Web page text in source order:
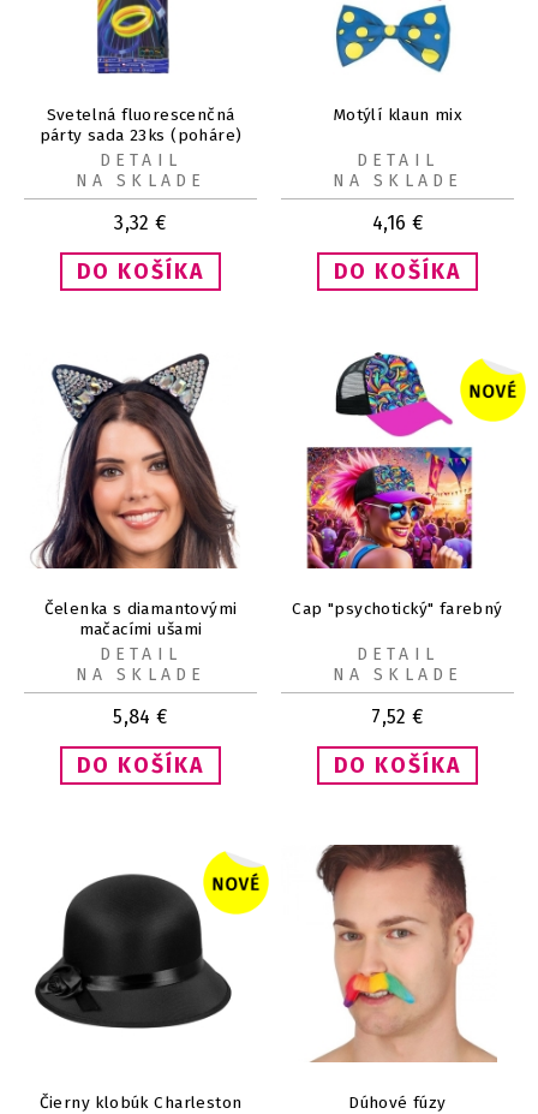
Svetelná fluorescenčná
párty sada 23ks (poháre)
3,32 €
DETAIL
NA SKLADE
Motýlí klaun mix
4,16 €
DETAIL
NA SKLADE
Čelenka s diamantovými
mačacími ušami
5,84 €
DETAIL
NA SKLADE
Cap "psychotický" farebný
7,52 €
DETAIL
NA SKLADE
Čierny klobúk Charleston Dúhové fúzy